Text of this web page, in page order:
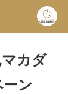
カダ
ン